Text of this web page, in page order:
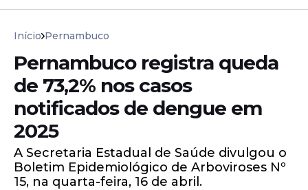
Início Pernambuco
Pernambuco registra queda
de 73,2% nos casos
notificados de dengue em
2025
A Secretaria Estadual de Saúde divulgou o
Boletim Epidemiológico de Arboviroses Nº
15, na quarta-feira, 16 de abril.